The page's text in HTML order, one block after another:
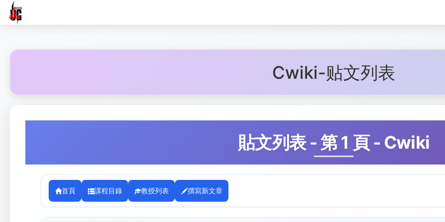
Cwiki-贴文列表
貼文列表 - 第 1 頁 - Cwiki
首頁 課程目錄 教授列表 撰寫新文章